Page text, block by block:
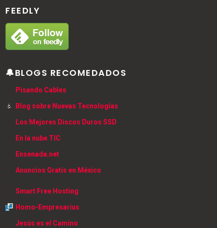
FEEDLY
🔔BLOGS RECOMEDADOS
Pisando Cables
Blog sobre Nuevas Tecnologías
Los Mejores Discos Duros SSD
En la nube TIC
Ensenada.net
Anuncios Gratis en México
Smart Free Hosting
Homo-Empresarius
Jesús es el Camino